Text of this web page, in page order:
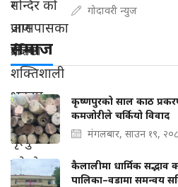
गोदावरी न्युज
समाज
कृष्णपुरको साल काठ
कमजोरीले चर्कियो विवाद
मंगलबार, साउन १९,
कैलालीमा धार्मिक सद्भाव
पालिका–वडामा समन्वय